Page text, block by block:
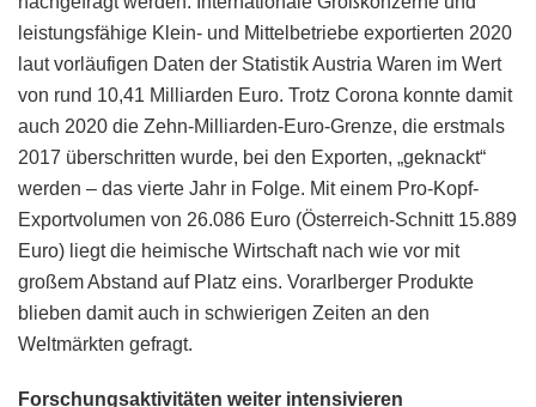
leistungsfähige Klein- und Mittelbetriebe exportierten 2020
laut vorläufigen Daten der Statistik Austria Waren im Wert
von rund 10,41 Milliarden Euro. Trotz Corona konnte damit
auch 2020 die Zehn-Milliarden-Euro-Grenze, die erstmals
2017 überschritten wurde, bei den Exporten, „geknackt“
werden – das vierte Jahr in Folge. Mit einem Pro-Kopf-
Exportvolumen von 26.086 Euro (Österreich-Schnitt 15.889
Euro) liegt die heimische Wirtschaft nach wie vor mit
großem Abstand auf Platz eins. Vorarlberger Produkte
blieben damit auch in schwierigen Zeiten an den
Weltmärkten gefragt.
Forschungsaktivitäten weiter intensivieren